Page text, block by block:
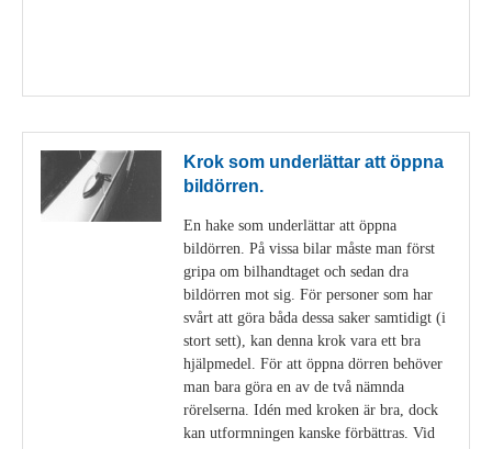
Krok som underlättar att öppna
bildörren.
En hake som underlättar att öppna
bildörren. På vissa bilar måste man först
gripa om bilhandtaget och sedan dra
bildörren mot sig. För personer som har
svårt att göra båda dessa saker samtidigt (i
stort sett), kan denna krok vara ett bra
hjälpmedel. För att öppna dörren behöver
man bara göra en av de två nämnda
rörelserna. Idén med kroken är bra, dock
kan utformningen kanske förbättras. Vid